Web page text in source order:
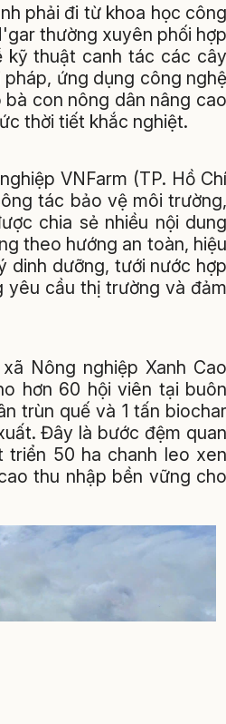
phải đi từ khoa học công
thường xuyên phối hợp
kỹ thuật canh tác các cây
ứng dụng công nghệ
con nông dân nâng cao
thời tiết khắc nghiệt.
VNFarm (TP. Hồ Chí
tác bảo vệ môi trường,
chia sẻ nhiều nội dung
theo hướng an toàn, hiệu
dinh dưỡng, tưới nước hợp
yêu cầu thị trường và đảm
Nông nghiệp Xanh Cao
hơn 60 hội viên tại buôn
trùn quế và 1 tấn biochar
Đây là bước đệm quan
triển 50 ha chanh leo xen
thu nhập bền vững cho